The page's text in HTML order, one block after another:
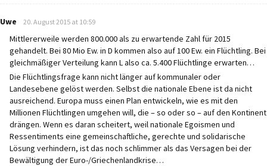
Uwe says:
20. August 2015 at 10:59
Mittlererweile werden 800.000 als zu erwartende Zahl für 2015
gehandelt. Bei 80 Mio Ew. in D kommen also auf 100 Ew. ein Flüchtling. Bei
gleichmäßiger Verteilung kann L also ca. 5.400 Flüchtlinge erwarten…
Die Flüchtlingsfrage kann nicht länger auf kommunaler oder
Landesebene gelöst werden. Selbst die nationale Ebene ist da nicht
ausreichend. Europa muss einen Plan entwickeln, wie es mit den
Millionen Flüchtlingen umgehen will, die – so oder so – auf den Kontinent
drängen. Wenn es daran scheitert, weil nationale Egoismen und
Ressentiments eine gemeinschaftliche, gerechte und solidarische
Lösung verhindern, ist das noch schlimmer als das Versagen bei der
Bewältigung der Euro-/Griechenlandkrise…